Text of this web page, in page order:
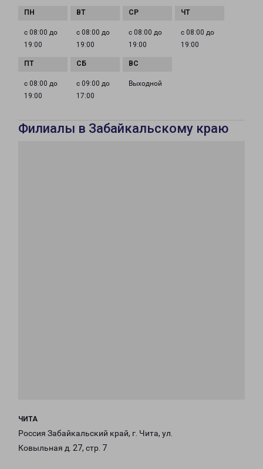
с 08:00 до
19:00
с 08:00 до
19:00
с 08:00 до
19:00
с 08:00 до
19:00
с 08:00 до
19:00
с 09:00 до
17:00
Выходной
Филиалы в Забайкальскому краю
ЧИТА
Россия Забайкальский край, г. Чита, ул.
Ковыльная д. 27, стр. 7